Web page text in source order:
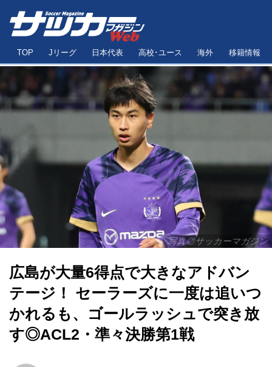
TOP Jリーグ 日本代表 高校･ユース 海外 移籍情報
写真◎サッカーマガジン
広島が大量6得点で大きなアドバン
テージ！ セーラーズに一度は追いつ
かれるも、ゴールラッシュで突き放
す◎ACL2・準々決勝第1戦